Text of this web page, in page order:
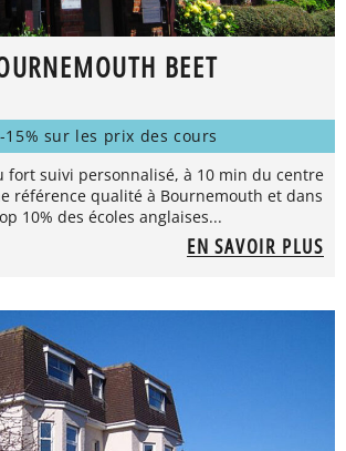
BEET
-15% sur les prix des cours
fort suivi personnalisé, à 10 min du centre
référence qualité à Bournemouth et dans
10% des écoles anglaises...
EN SAVOIR PLUS